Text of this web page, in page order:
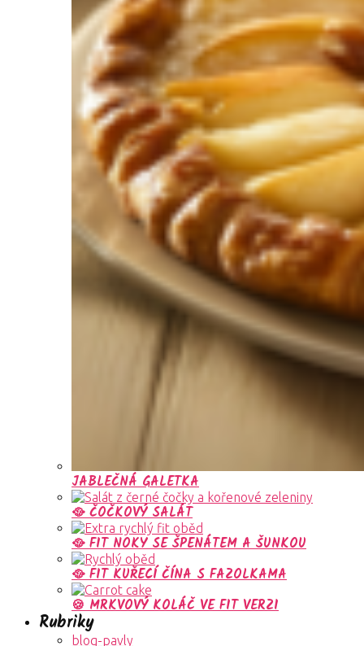
JABLEČNÁ GALETKA
🥘 ČOČKOVÝ SALÁT
🥘 FIT NOKY SE ŠPENÁTEM A ŠUNKOU
🥘 FIT KUŘECÍ ČÍNA S FAZOLKAMA
🍪 MRKVOVÝ KOLÁČ VE FIT VERZI
Rubriky
blog-pavly